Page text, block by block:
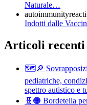
Naturale…
Indotti dalle
Articoli recenti
🗺️🔎
pediatriche,
spettro autistico e
🧬🟠 Bordetella